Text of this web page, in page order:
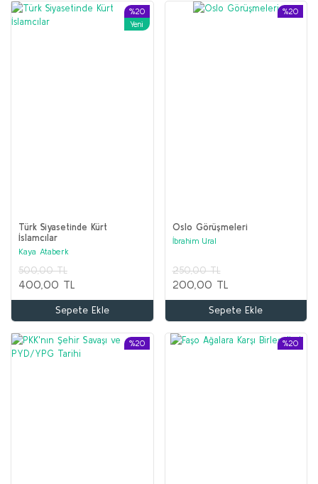
%20
Yeni
Türk Siyasetinde Kürt
İslamcılar
Kaya Ataberk
500,00 TL
400,00 TL
Sepete Ekle
%20
Oslo Görüşmeleri
İbrahim Ural
250,00 TL
200,00 TL
Sepete Ekle
%20 %20